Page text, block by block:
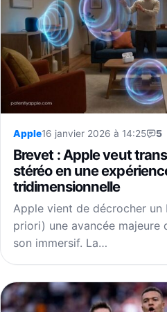
Apple16 janvier 2026 à 14:25 5
Brevet : Apple veut
stéréo en une
tridimensionnelle
Apple vient de décrocher
priori) une avancée majeure
son immersif. La…